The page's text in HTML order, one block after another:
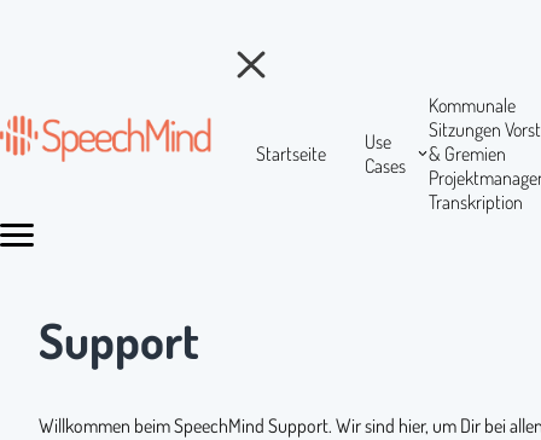
Startseite
Use
Cases
Kommunale
Sitzungen
& Gremien
Transkription
Support
Willkommen beim SpeechMind Support. Wir sind hier, um Dir bei